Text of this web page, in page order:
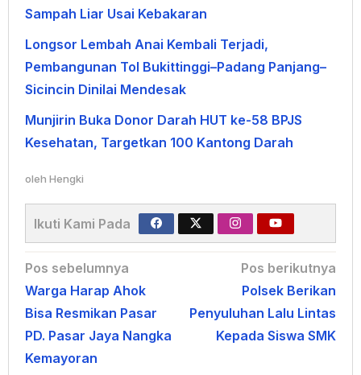
Sampah Liar Usai Kebakaran
Longsor Lembah Anai Kembali Terjadi,
Pembangunan Tol Bukittinggi–Padang Panjang–
Sicincin Dinilai Mendesak
Munjirin Buka Donor Darah HUT ke-58 BPJS
Kesehatan, Targetkan 100 Kantong Darah
oleh Hengki
Ikuti Kami Pada
Navigasi
pos
Pos sebelumnya
Warga Harap Ahok
Bisa Resmikan Pasar
PD. Pasar Jaya Nangka
Kemayoran
Pos berikutnya
Polsek Berikan
Penyuluhan Lalu Lintas
Kepada Siswa SMK